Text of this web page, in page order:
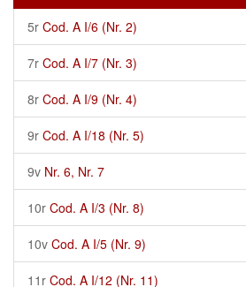
5r Cod. A I/6 (Nr. 2)
7r Cod. A I/7 (Nr. 3)
8r Cod. A I/9 (Nr. 4)
9r Cod. A I/18 (Nr. 5)
9v Nr. 6, Nr. 7
10r Cod. A I/3 (Nr. 8)
10v Cod. A I/5 (Nr. 9)
11r Cod. A I/12 (Nr. 11)